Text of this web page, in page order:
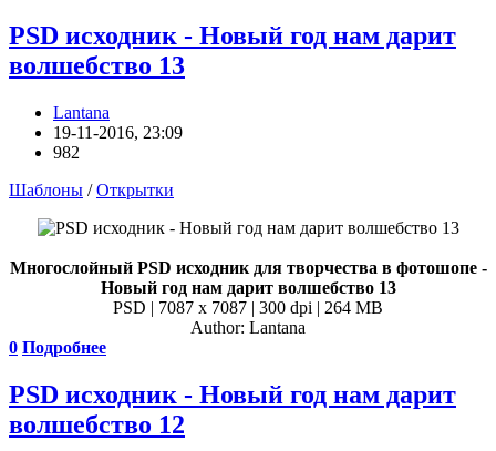
PSD исходник - Новый год нам дарит
волшебство 13
Lantana
19-11-2016, 23:09
982
Шаблоны /Открытки
Многослойный PSD исходник для творчества в фотошопе -
Новый год нам дарит волшебство 13
PSD | 7087 x 7087 | 300 dpi | 264 MB
Author: Lantana
0 Подробнее
PSD исходник - Новый год нам дарит
волшебство 12